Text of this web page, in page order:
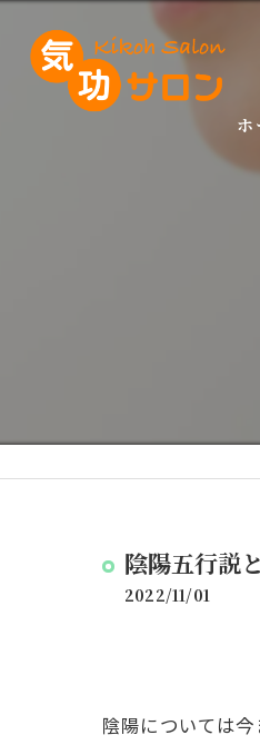
ホ
陰陽五行説
2022/11/01
陰陽については